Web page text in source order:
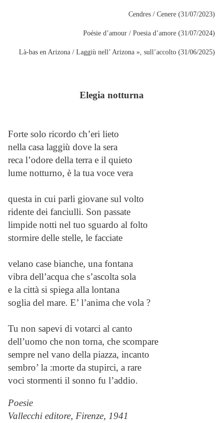
Cendres / Cenere (31/07/2023)
Poésie d’amour / Poesia d’amore (31/07/2024)
Là-bas en Arizona / Laggiù nell’ Arizona », sull’accolto (31/06/2025)
Elegia notturna
Forte solo ricordo ch’eri lieto
nella casa laggiù dove la sera
reca l’odore della terra e il quieto
lume notturno, è la tua voce vera
questa in cui parli giovane sul volto
ridente dei fanciulli. Son passate
limpide notti nel tuo sguardo al folto
stormire delle stelle, le facciate
velano case bianche, una fontana
vibra dell’acqua che s’ascolta sola
e la città si spiega alla lontana
soglia del mare. E’ l’anima che vola ?
Tu non sapevi di votarci al canto
dell’uomo che non torna, che scompare
sempre nel vano della piazza, incanto
sembro’ la :morte da stupirci, a rare
voci stormenti il sonno fu l’addio.
Poesie
Vallecchi editore, Firenze, 1941